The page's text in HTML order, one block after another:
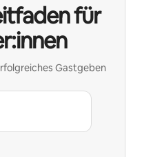
für
Gastgeben